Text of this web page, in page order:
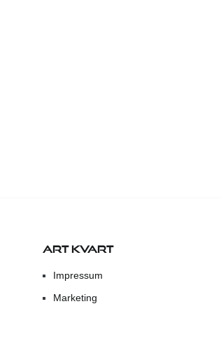
ART KVART
Impressum
Marketing